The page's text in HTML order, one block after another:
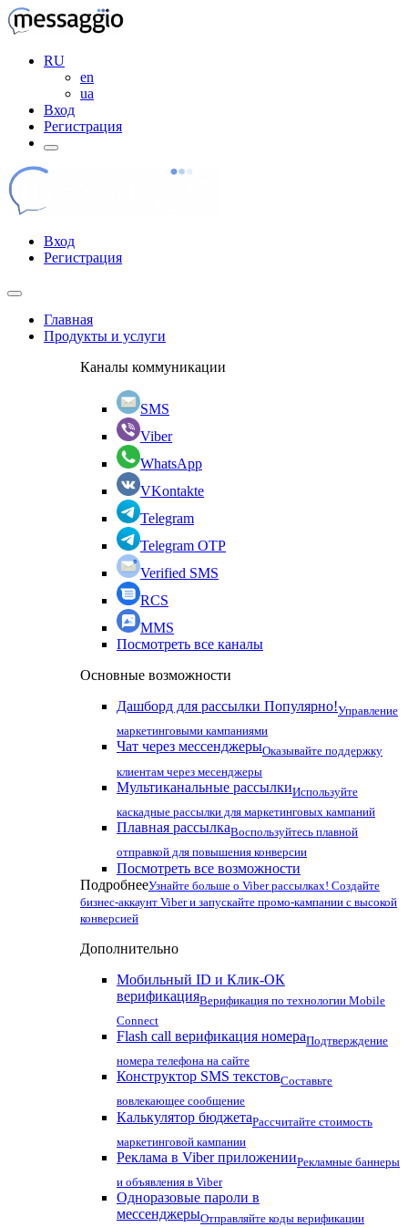
RU
en
ua
Вход
Регистрация
Вход
Регистрация
Главная
Продукты и услуги
Каналы коммуникации
SMS
Viber
WhatsApp
VKontakte
Telegram
Telegram OTP
Verified SMS
RCS
MMS
Посмотреть все каналы
Основные возможности
Дашборд для рассылки Популярно!Управление
маркетинговыми кампаниями
Чат через мессенджерыОказывайте поддержку
клиентам через месенджеры
Мультиканальные рассылкиИспользуйте
каскадные рассылки для маркетинговых кампаний
Плавная рассылкаВоспользуйтесь плавной
отправкой для повышения конверсии
Посмотреть все возможности
ПодробнееУзнайте больше о Viber рассылках! Создайте
бизнес-аккаунт Viber и запускайте промо-кампании с высокой
конверсией
Дополнительно
Мобильный ID и Клик-ОК
верификацияВерификация по технологии Mobile
Connect
Flash call верификация номераПодтверждение
номера телефона на сайте
Конструктор SMS текстовСоставьте
вовлекающее сообщение
Калькулятор бюджетаРассчитайте стоимость
маркетинговой кампании
Реклама в Viber приложенииРекламные баннеры
и объявления в Viber
Одноразовые пароли в
мессенджерыОтправляйте коды верификации